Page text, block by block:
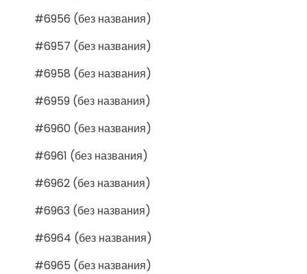
#6956 (без названия)
#6957 (без названия)
#6958 (без названия)
#6959 (без названия)
#6960 (без названия)
#6961 (без названия)
#6962 (без названия)
#6963 (без названия)
#6964 (без названия)
#6965 (без названия)